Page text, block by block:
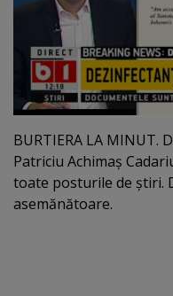
BURTIERA LA MINUT.
Patriciu Achimaş
toate posturile de ştiri.
asemănătoare.